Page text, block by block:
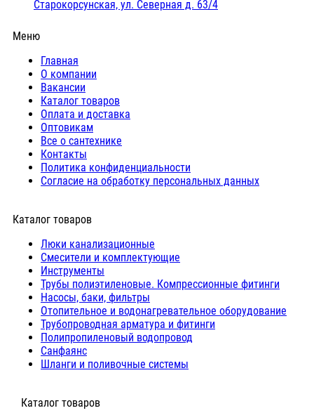
Старокорсунская, ул. Северная д. 63/4
Меню
Главная
О компании
Вакансии
Каталог товаров
Оплата и доставка
Оптовикам
Все о сантехнике
Контакты
Политика конфиденциальности
Согласие на обработку персональных данных
Каталог товаров
Люки канализационные
Cмесители и комплектующие
Инструменты
Трубы полиэтиленовые. Компрессионные фитинги
Насосы, баки, фильтры
Отопительное и водонагревательное оборудование
Трубопроводная арматура и фитинги
Полипропиленовый водопровод
Санфаянс
Шланги и поливочные системы
⠀Каталог товаров